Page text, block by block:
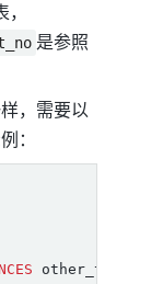
是参照
，需要以
：
other_table